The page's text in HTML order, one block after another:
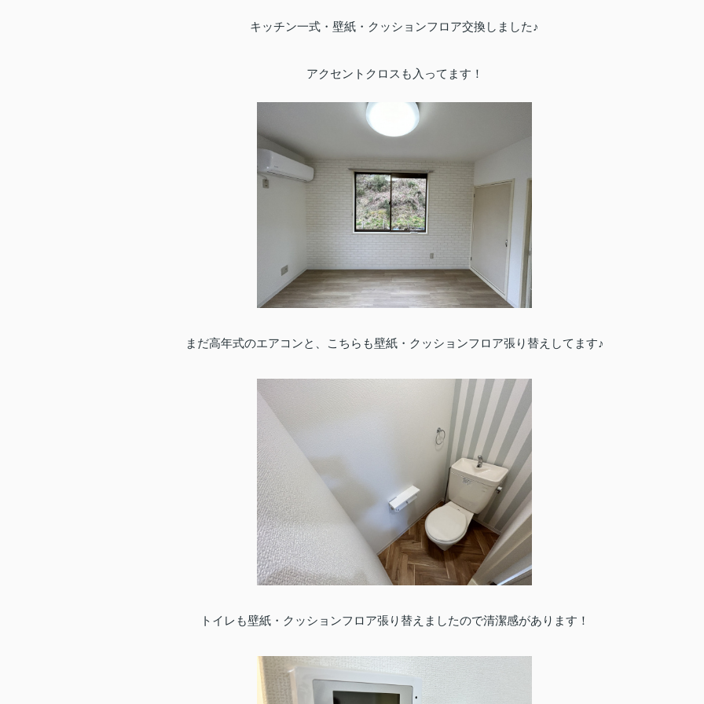
キッチン一式・壁紙・クッションフロア交換しました♪
アクセントクロスも入ってます！
まだ高年式のエアコンと、こちらも壁紙・クッションフロア張り替えしてます♪
トイレも壁紙・クッションフロア張り替えましたので清潔感があります！